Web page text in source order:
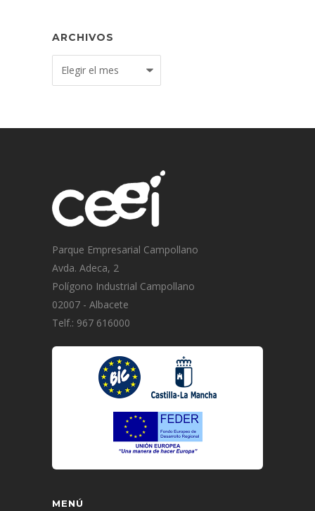
ARCHIVOS
Archivos
Parque Empresarial Campollano
Avda. Adeca, 2
Polígono Industrial Campollano
02007 - Albacete
Telf.: 967 616000
MENÚ